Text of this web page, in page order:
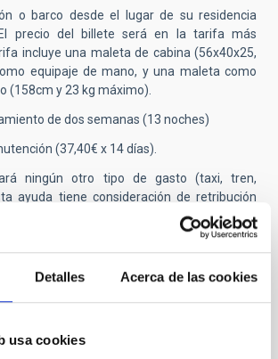
Detalles Acerca de las cookies
usa cookies
o barco desde el lugar de su residencia
precio del billete será en la tarifa más
incluye una maleta de cabina (56x40x25,
equipaje de mano, y una maleta como
(158cm y 23 kg máximo).
de dos semanas (13 noches)
(37,40€ x 14 días).
ningún otro tipo de gasto (taxi, tren,
ayuda tiene consideración de retribución
justificado se le aplicará la retención del
de las Personas Físicas (IRPF)
aquellas personas seleccionadas
de la misma ayuda en el pasado,
Asimismo, no podrán beneficiarse tampoco